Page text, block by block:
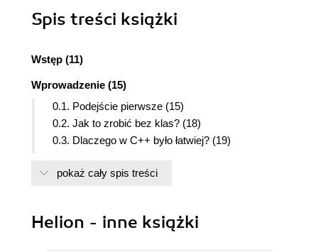
Spis treści książki
Wstęp (11)
Wprowadzenie (15)
0.1. Podejście pierwsze (15)
0.2. Jak to zrobić bez klas? (18)
0.3. Dlaczego w C++ było łatwiej? (19)
0.5. Wnioski (20)
Rozdział 1. Dlaczego używam C++? (25)
pokaż cały spis treści
Helion - inne książki